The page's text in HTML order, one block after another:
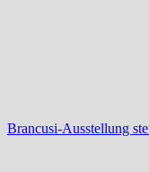
Brancusi-Ausstellung